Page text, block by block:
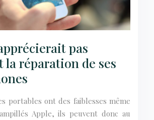
pas
la réparation de ses
portables ont des faiblesses même
Apple, ils peuvent donc au